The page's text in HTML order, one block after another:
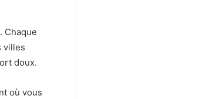
Chaque
villes
doux.
où vous